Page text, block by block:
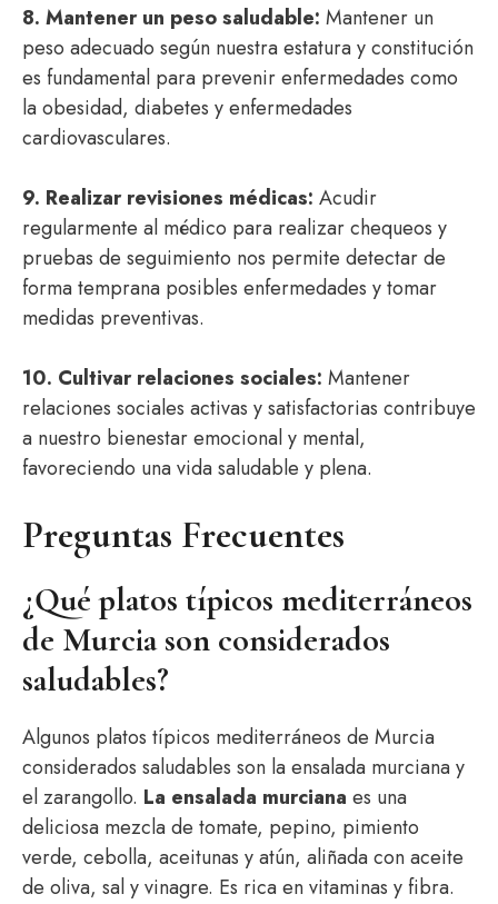
8. Mantener un peso saludable: Mantener un
peso adecuado según nuestra estatura y constitución
es fundamental para prevenir enfermedades como
la obesidad, diabetes y enfermedades
cardiovasculares.
9. Realizar revisiones médicas: Acudir
regularmente al médico para realizar chequeos y
pruebas de seguimiento nos permite detectar de
forma temprana posibles enfermedades y tomar
medidas preventivas.
10. Cultivar relaciones sociales: Mantener
relaciones sociales activas y satisfactorias contribuye
a nuestro bienestar emocional y mental,
favoreciendo una vida saludable y plena.
Preguntas Frecuentes
¿Qué platos típicos mediterráneos
de Murcia son considerados
saludables?
Algunos platos típicos mediterráneos de Murcia
considerados saludables son la ensalada murciana y
el zarangollo. La ensalada murciana es una
deliciosa mezcla de tomate, pepino, pimiento
verde, cebolla, aceitunas y atún, aliñada con aceite
de oliva, sal y vinagre. Es rica en vitaminas y fibra.